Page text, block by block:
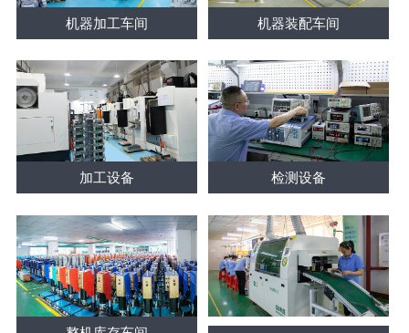
机器加工车间 机器装配车间
加工设备 检测设备